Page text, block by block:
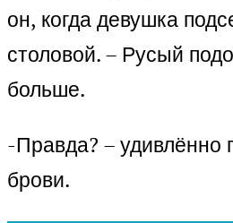
он, когда девушка
столовой. – Русый
больше.
-Правда? – удивлённо
брови.